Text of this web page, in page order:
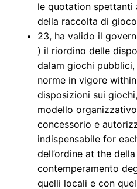
le quotation
della raccolta di
23, ha valido il
) il riordino delle
dalam giochi
norme in vigore
disposizioni sui
modello
concessorio e
indispensabile for
dell’ordine at the
contemperamento
quelli locali e con